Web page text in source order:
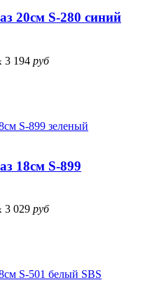
20см S-280 синий
3 194 руб
18см S-899
3 029 руб